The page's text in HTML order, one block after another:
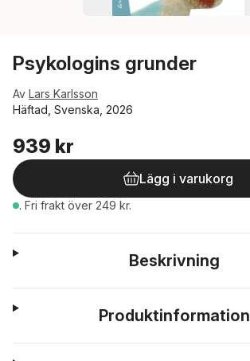
Psykologins grunder
Av Lars Karlsson
Häftad, Svenska, 2026
939 kr
Lägg i varukorg
. Fri frakt över 249 kr.
Beskrivning
Produktinformation